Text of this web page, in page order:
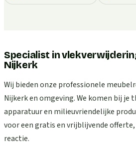
Specialist in
Nijkerk
Wij bieden onze professionele
Nijkerk en omgeving. We komen bij je
apparatuur en milieuvriendelijke
voor een gratis en vrijblijvende
reactie.